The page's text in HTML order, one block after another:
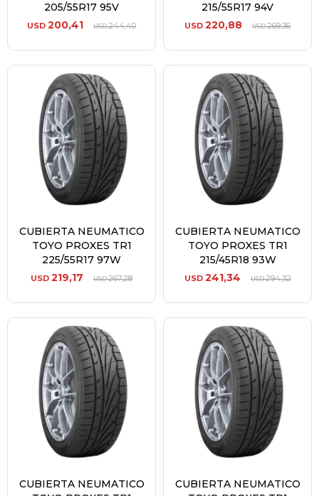
205/55R17 95V
USD 200,41 USD244,40
215/55R17 94V
USD 220,88 USD269,36
CUBIERTA NEUMATICO
TOYO PROXES TR1
225/55R17 97W
USD 219,17 USD267,28
CUBIERTA NEUMATICO
TOYO PROXES TR1
215/45R18 93W
USD 241,34 USD294,32
CUBIERTA NEUMATICO
CUBIERTA NEUMATICO